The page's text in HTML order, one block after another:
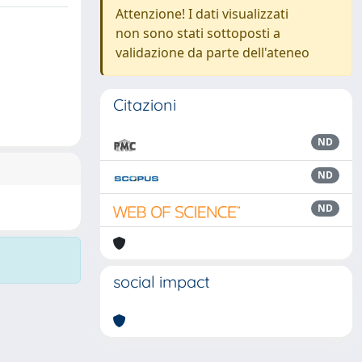
Attenzione! I dati visualizzati
non sono stati sottoposti a
validazione da parte dell'ateneo
Citazioni
ND
ND
ND
social impact